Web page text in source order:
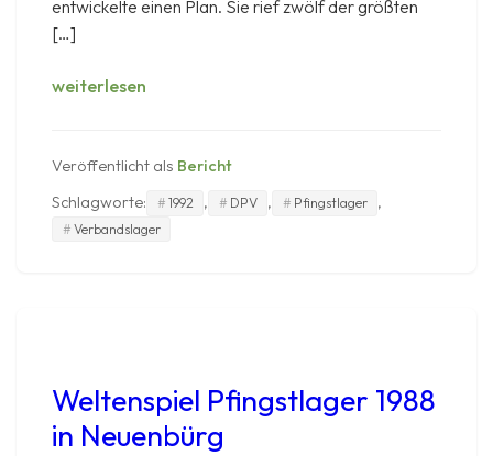
entwickelte einen Plan. Sie rief zwölf der größten
[…]
weiterlesen
Veröffentlicht als Bericht
Schlagworte:
1992 , DPV , Pfingstlager ,
Verbandslager
Weltenspiel Pfingstlager 1988
in Neuenbürg